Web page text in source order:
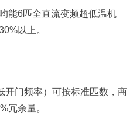
能6匹全直流变频超低温机
以上。
开门频率）可按标准匹数，商
冗余量。